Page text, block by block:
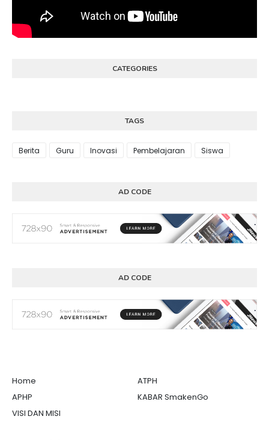
CATEGORIES
TAGS
Berita Guru Inovasi Pembelajaran Siswa
AD CODE
AD CODE
Home
ATPH
APHP
KABAR SmakenGo
VISI DAN MISI